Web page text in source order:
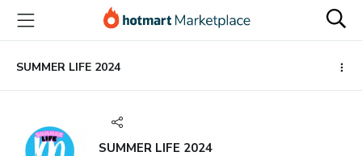
principal
página
de
página
SUMMER LIFE 2024
SUMMER LIFE 2024